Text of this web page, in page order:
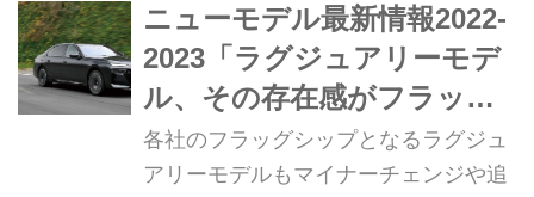
ニューモデル最新情報2022-
2023「ラグジュアリーモデ
ル、その存在感がフラッグ
シップの証」
各社のフラッグシップとなるラグジュ
アリーモデルもマイナーチェンジや追